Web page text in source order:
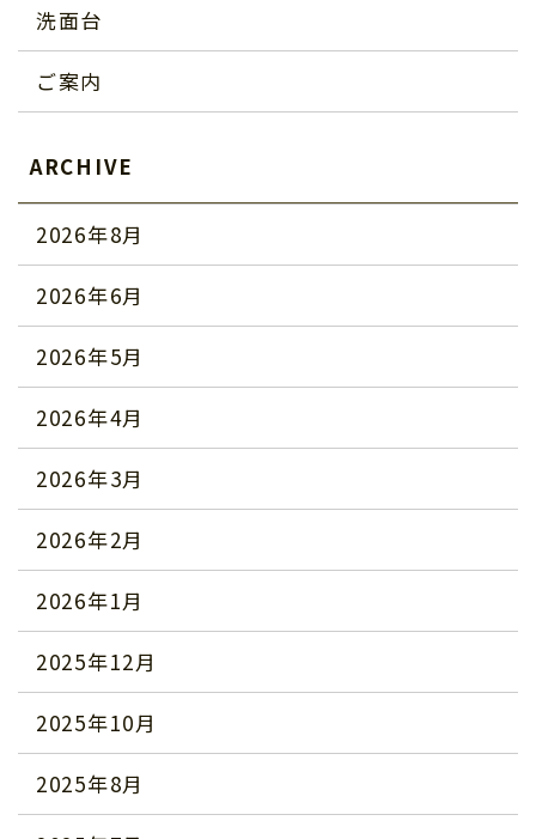
洗面台
ご案内
ARCHIVE
2026年8月
2026年6月
2026年5月
2026年4月
2026年3月
2026年2月
2026年1月
2025年12月
2025年10月
2025年8月